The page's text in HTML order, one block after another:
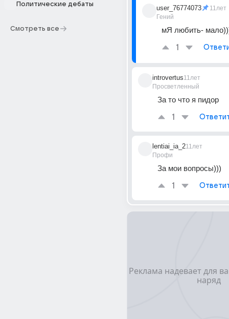
Политические дебаты
Смотреть все
user_76774073
Гений
11лет
мЯ любить-
1
introvertus
Просветленный
11лет
За то что я пидор
1
lentiai_ia_2
Профи
11лет
За мои вопросы)))
1